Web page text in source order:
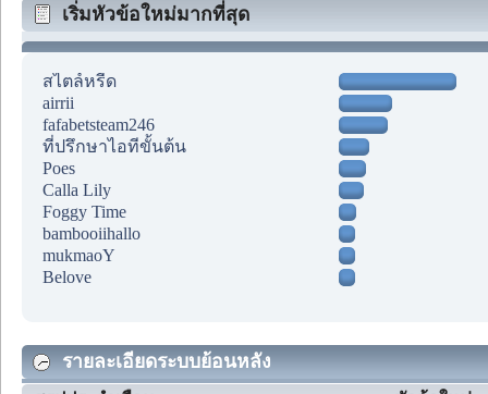
เริ่มหัวข้อใหม่มากที่สุด
สไตล์หรีด
airrii
fafabetsteam246
ที่ปรึกษาไอทีขั้นต้น
Poes
Calla Lily
Foggy Time
bambooiihallo
mukmaoY
Belove
รายละเอียดระบบย้อนหลัง